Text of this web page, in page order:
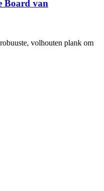
Board van
volhouten plank om